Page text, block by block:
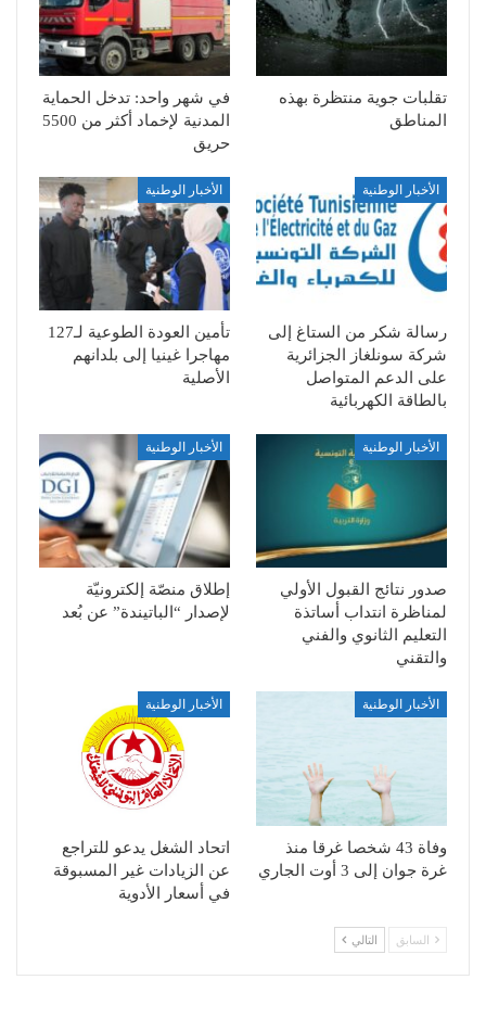
تقلبات جوية منتظرة بهذه
المناطق
في شهر واحد: تدخل الحماية
المدنية لإخماد أكثر من 5500
حريق
الأخبار الوطنية
رسالة شكر من الستاغ إلى
شركة سونلغاز الجزائرية
على الدعم المتواصل
بالطاقة الكهربائية
الأخبار الوطنية
تأمين العودة الطوعية لـ127
مهاجرا غينيا إلى بلدانهم
الأصلية
الأخبار الوطنية
صدور نتائج القبول الأولي
لمناظرة انتداب أساتذة
التعليم الثانوي والفني
والتقني
الأخبار الوطنية
إطلاق منصّة إلكترونيّة
لإصدار “الباتيندة” عن بُعد
الأخبار الوطنية
وفاة 43 شخصا غرقا منذ
غرة جوان إلى 3 أوت الجاري
الأخبار الوطنية
اتحاد الشغل يدعو للتراجع
عن الزيادات غير المسبوقة
في أسعار الأدوية
السابق التالي